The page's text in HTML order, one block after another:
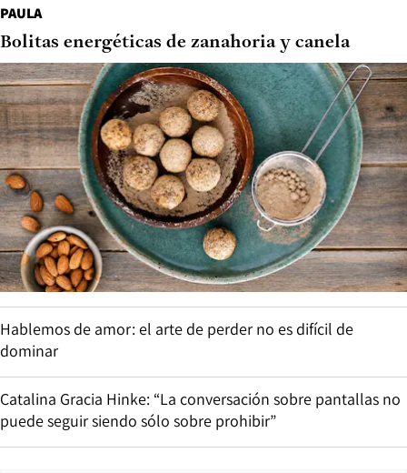
PAULA
Bolitas energéticas de zanahoria y canela
Hablemos de amor: el arte de perder no es difícil de
dominar
Catalina Gracia Hinke: “La conversación sobre pantallas no
puede seguir siendo sólo sobre prohibir”